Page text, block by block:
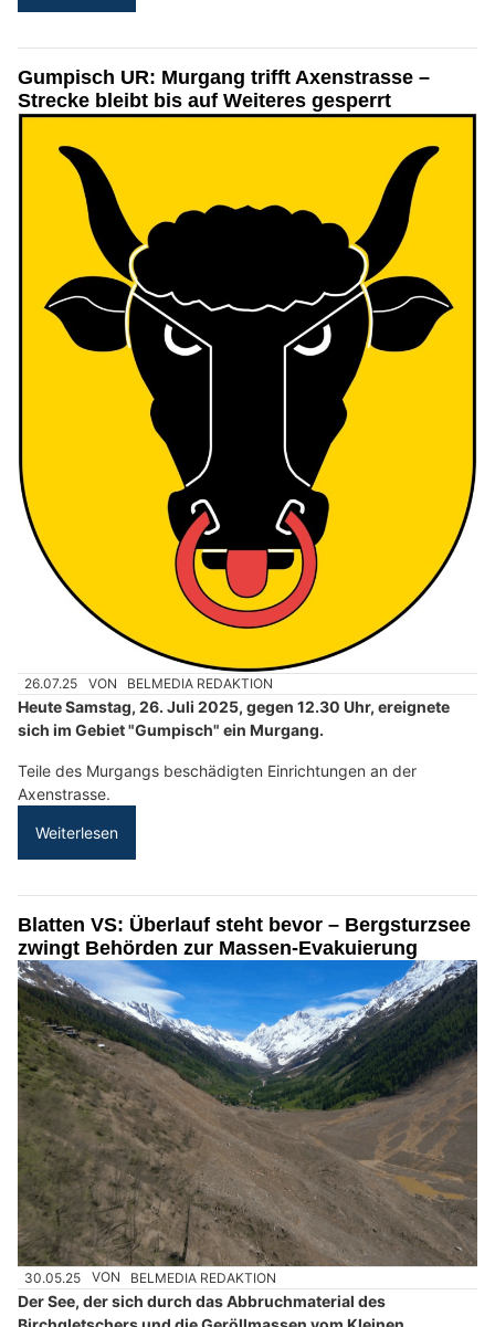
Gumpisch UR: Murgang trifft Axenstrasse –
Strecke bleibt bis auf Weiteres gesperrt
26.07.25 VON BELMEDIA REDAKTION
Heute Samstag, 26. Juli 2025, gegen 12.30 Uhr, ereignete
sich im Gebiet "Gumpisch" ein Murgang.
Teile des Murgangs beschädigten Einrichtungen an der
Axenstrasse.
Weiterlesen
Blatten VS: Überlauf steht bevor – Bergsturzsee
zwingt Behörden zur Massen-Evakuierung
30.05.25 VON BELMEDIA REDAKTION
Der See, der sich durch das Abbruchmaterial des